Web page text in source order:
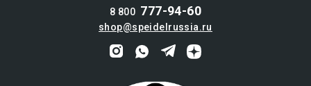
8 800 777-94-60
shop@speidelrussia.ru